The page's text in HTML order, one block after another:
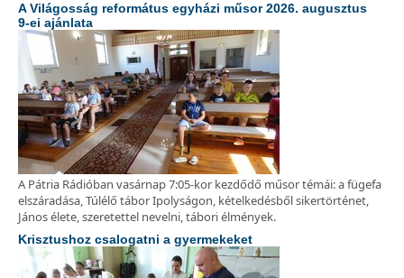
A Világosság református egyházi műsor 2026. augusztus
9-ei ajánlata
A Pátria Rádióban vasárnap 7:05-kor kezdődő műsor témái: a fügefa
elszáradása, Túlélő tábor Ipolyságon, kételkedésből sikertörténet,
János élete, szeretettel nevelni, tábori élmények.
Krisztushoz csalogatni a gyermekeket